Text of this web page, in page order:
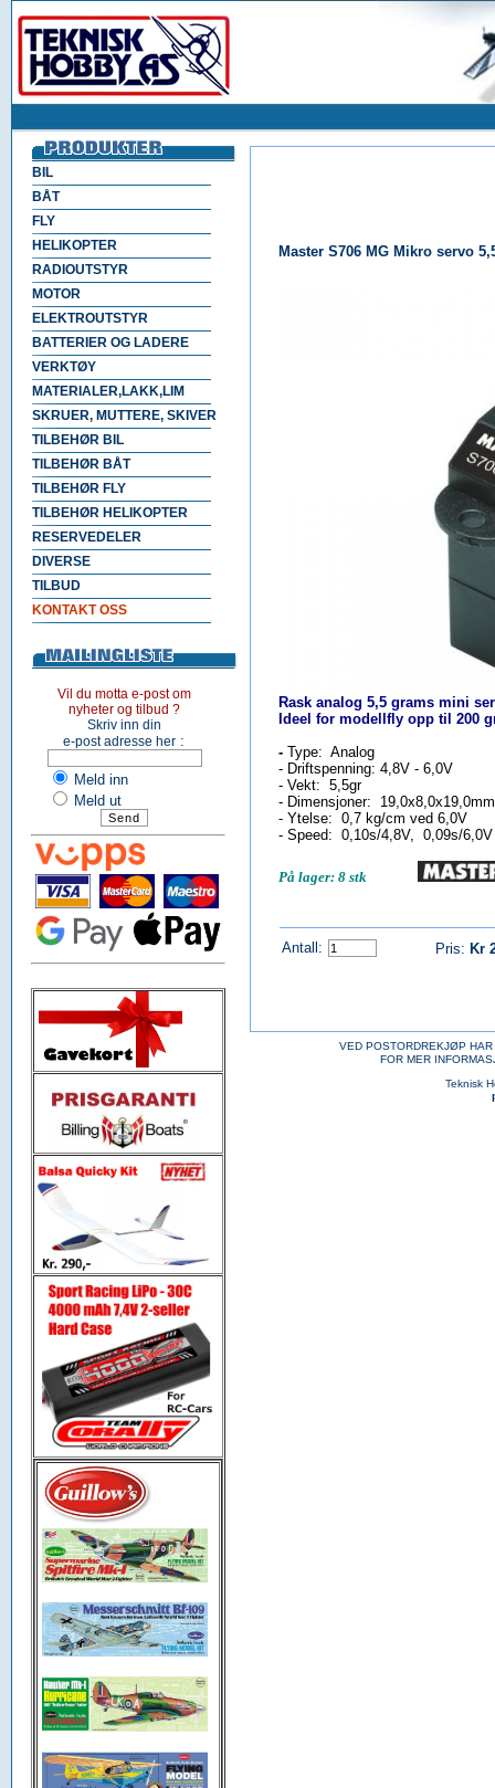
BIL
BÅT
FLY
HELIKOPTER
RADIOUTSTYR
MOTOR
ELEKTROUTSTYR
BATTERIER OG LADERE
VERKTØY
MATERIALER,LAKK,LIM
SKRUER, MUTTERE, SKIVER
TILBEHØR BIL
TILBEHØR BÅT
TILBEHØR FLY
TILBEHØR HELIKOPTER
RESERVEDELER
DIVERSE
TILBUD
KONTAKT OSS
Vil du motta e-post om
nyheter og tilbud ?
Skriv inn din
e-post adresse her :
Meld inn
Meld ut
Master S706 MG Mikro servo
Rask analog 5,5 grams mini
Ideel for modellfly opp til 200
- Type: Analog
- Driftspenning: 4,8V - 6,0V
- Vekt: 5,5gr
- Dimensjoner: 19,0x8,0x19,0mm
- Ytelse: 0,7 kg/cm ved 6,0V
- Speed: 0,10s/4,8V, 0,09s/6,0V
På lager: 8 stk
Antall: Pris: Kr
VED POSTORDREKJØP
FOR MER
Teknisk